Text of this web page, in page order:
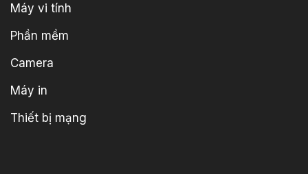
Máy vi tính
Phần mềm
Camera
Máy in
Thiết bị mạng